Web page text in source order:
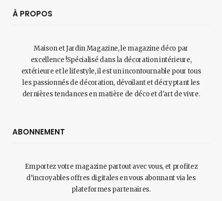
À PROPOS
Maison et Jardin Magazine, le magazine déco par
excellence !Spécialisé dans la décoration intérieure,
extérieure et le lifestyle, il est un incontournable pour tous
les passionnés de décoration, dévoilant et décryptant les
dernières tendances en matière de déco et d'art de vivre.
ABONNEMENT
Emportez votre magazine partout avec vous, et profitez
d’incroyables offres digitales en vous abonnant via les
plateformes partenaires.